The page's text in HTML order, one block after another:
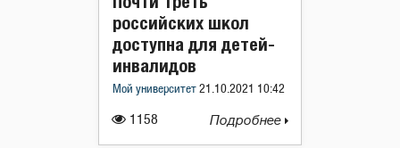
1158
российских школ
доступна для детей-
инвалидов
Мой университет 21.10.2021 10:42
Подробнее